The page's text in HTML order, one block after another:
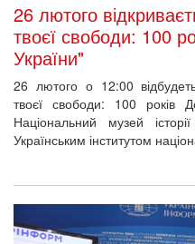
26 лютого
твоєї свободи: 100
України"
26 лютого о 12:00
твоєї свободи: 100 років
Національний музей
Українським інститутом